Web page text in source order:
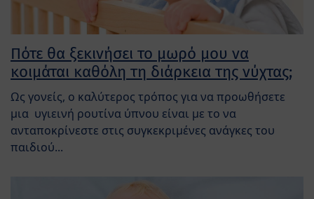
Πότε θα ξεκινήσει το μωρό μου να
κοιμάται καθόλη τη διάρκεια της νύχτας;
Ως γονείς, ο καλύτερος τρόπος για να προωθήσετε
μια υγιεινή ρουτίνα ύπνου είναι με το να
ανταποκρίνεστε στις συγκεκριμένες ανάγκες του
παιδιού...